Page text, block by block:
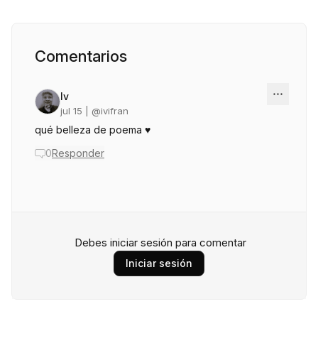
Comentarios
Iv
jul 15 | @ivifran
qué belleza de poema ♥
0Responder
Debes iniciar sesión para comentar
Iniciar sesión